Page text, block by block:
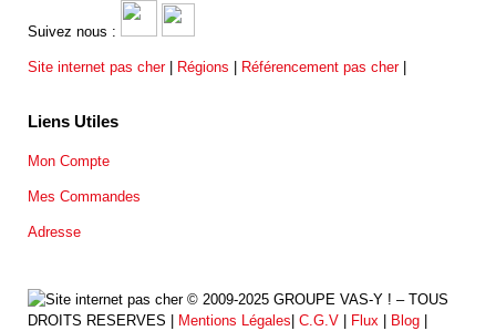
Suivez nous :
Site internet pas cher| Régions Référencement pas cher|
Liens Utiles
Mon Compte
Mes Commandes
Adresse
© 2009-2025 GROUPE VAS-Y ! – TOUS
DROITS RESERVES |
Mentions Légales C.G.V Flux Blog